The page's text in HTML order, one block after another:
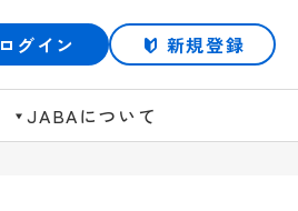
ログイン 新規登録
JABAについて